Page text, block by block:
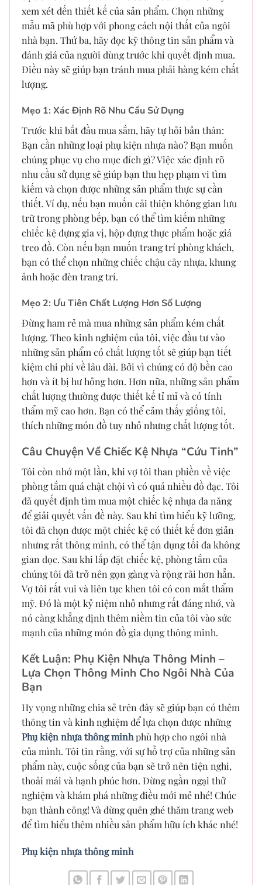
xem xét đến thiết kế của sản phẩm. Chọn những
mẫu mã phù hợp với phong cách nội thất của ngôi
nhà bạn. Thứ ba, hãy đọc kỹ thông tin sản phẩm và
đánh giá của người dùng trước khi quyết định mua.
Điều này sẽ giúp bạn tránh mua phải hàng kém chất
lượng.
Mẹo 1: Xác Định Rõ Nhu Cầu Sử Dụng
Trước khi bắt đầu mua sắm, hãy tự hỏi bản thân:
Bạn cần những loại phụ kiện nhựa nào? Bạn muốn
chúng phục vụ cho mục đích gì? Việc xác định rõ
nhu cầu sử dụng sẽ giúp bạn thu hẹp phạm vi tìm
kiếm và chọn được những sản phẩm thực sự cần
thiết. Ví dụ, nếu bạn muốn cải thiện không gian lưu
trữ trong phòng bếp, bạn có thể tìm kiếm những
chiếc kệ đựng gia vị, hộp đựng thực phẩm hoặc giá
treo đồ. Còn nếu bạn muốn trang trí phòng khách,
bạn có thể chọn những chiếc chậu cây nhựa, khung
ảnh hoặc đèn trang trí.
Mẹo 2: Ưu Tiên Chất Lượng Hơn Số Lượng
Đừng ham rẻ mà mua những sản phẩm kém chất
lượng. Theo kinh nghiệm của tôi, việc đầu tư vào
những sản phẩm có chất lượng tốt sẽ giúp bạn tiết
kiệm chi phí về lâu dài. Bởi vì chúng có độ bền cao
hơn và ít bị hư hỏng hơn. Hơn nữa, những sản phẩm
chất lượng thường được thiết kế tỉ mỉ và có tính
thẩm mỹ cao hơn. Bạn có thể cảm thấy giống tôi,
thích những món đồ tuy nhỏ nhưng chất lượng tốt.
Câu Chuyện Về Chiếc Kệ Nhựa “Cứu Tinh”
Tôi còn nhớ một lần, khi vợ tôi than phiền về việc
phòng tắm quá chật chội vì có quá nhiều đồ đạc. Tôi
đã quyết định tìm mua một chiếc kệ nhựa đa năng
để giải quyết vấn đề này. Sau khi tìm hiểu kỹ lưỡng,
tôi đã chọn được một chiếc kệ có thiết kế đơn giản
nhưng rất thông minh, có thể tận dụng tối đa không
gian dọc. Sau khi lắp đặt chiếc kệ, phòng tắm của
chúng tôi đã trở nên gọn gàng và rộng rãi hơn hẳn.
Vợ tôi rất vui và liên tục khen tôi có con mắt thẩm
mỹ. Đó là một kỷ niệm nhỏ nhưng rất đáng nhớ, và
nó càng khẳng định thêm niềm tin của tôi vào sức
mạnh của những món đồ gia dụng thông minh.
Kết Luận: Phụ Kiện Nhựa Thông Minh –
Lựa Chọn Thông Minh Cho Ngôi Nhà Của
Bạn
Hy vọng những chia sẻ trên đây sẽ giúp bạn có thêm
thông tin và kinh nghiệm để lựa chọn được những
Phụ kiện nhựa thông minhphù hợp cho ngôi nhà
của mình. Tôi tin rằng, với sự hỗ trợ của những sản
phẩm này, cuộc sống của bạn sẽ trở nên tiện nghi,
thoải mái và hạnh phúc hơn. Đừng ngần ngại thử
nghiệm và khám phá những điều mới mẻ nhé! Chúc
bạn thành công! Và đừng quên ghé thăm trang web
để tìm hiểu thêm nhiều sản phẩm hữu ích khác nhé!
Phụ kiện nhựa thông minh